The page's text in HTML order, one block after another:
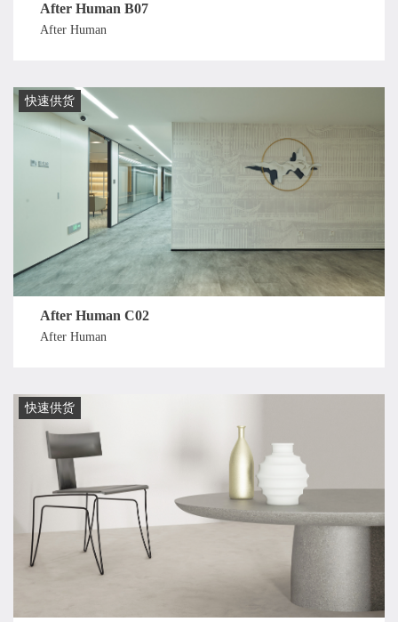
After Human B07
After Human
快速供货
After Human C02
After Human
快速供货